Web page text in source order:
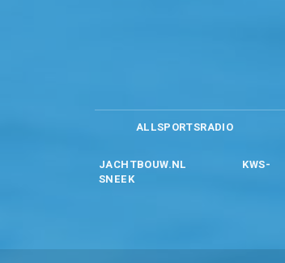
ALLSPORTSRADIO
JACHTBOUW.NL
KWS-
SNEEK